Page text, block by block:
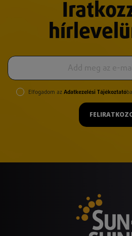
Elfogadom az Adatkezelési Tájékoztató